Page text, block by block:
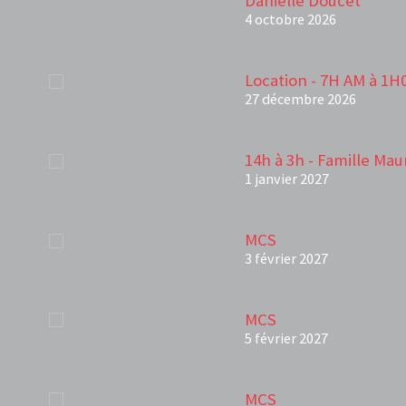
4 octobre 2026
Location - 7H AM à
27 décembre 2026
14h à 3h - Famille
1 janvier 2027
MCS
3 février 2027
MCS
5 février 2027
MCS